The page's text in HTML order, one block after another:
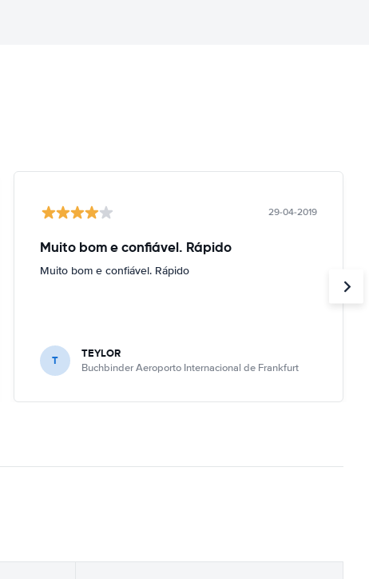
29-04-2019
Muito bom e confiável. Rápido
Muito bom e confiável. Rápido
T TEYLOR
Buchbinder Aeroporto Internacional de Frankfurt